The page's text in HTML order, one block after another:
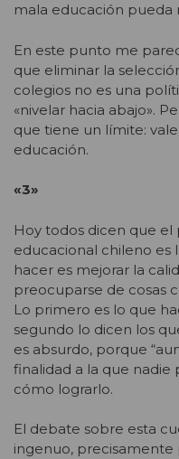
mala educación pueda
En este punto me
que eliminar la
colegios no es una
«nivelar hacia abajo».
que tiene un límite:
educación.
«3»
Hoy todos dicen que
educacional chileno es
hacer es mejorar la
preocuparse de cosas
Lo primero es lo que
segundo lo dicen los
es absurdo, porque
finalidad a la que nadie
cómo lograrlo.
El debate sobre esta
ingenuo,